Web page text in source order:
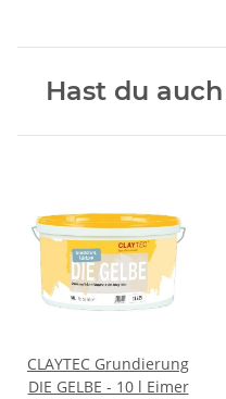
Hast du
CLAYTEC Grundierung
DIE GELBE - 10 l Eimer